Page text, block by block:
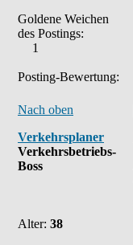
Goldene Weichen
des Postings:
1
Posting-Bewertung:
Nach oben
Verkehrsplaner
Verkehrsbetriebs-
Boss
Alter: 38